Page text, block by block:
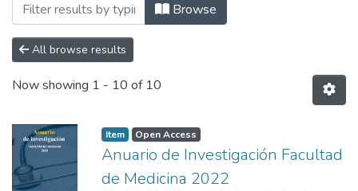
Browse
All browse results
Now showing 1 - 10 of 10
Item Open Access
Anuario de Investigación Facultad
de Medicina 2022